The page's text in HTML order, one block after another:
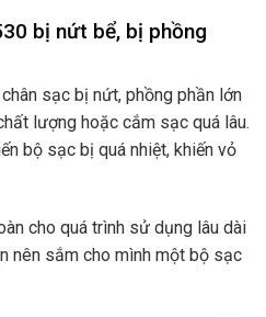
bị nứt bể, bị phồng
sạc bị nứt, phồng phần lớn
lượng hoặc cắm sạc quá lâu.
bộ sạc bị quá nhiệt, khiến vỏ
cho quá trình sử dụng lâu dài
nên sắm cho mình một bộ sạc